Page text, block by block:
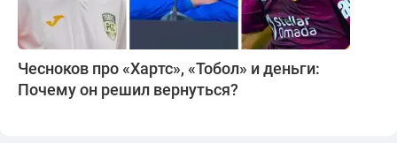
Чесноков про «Хартс», «Тобол» и деньги:
Почему он решил вернуться?